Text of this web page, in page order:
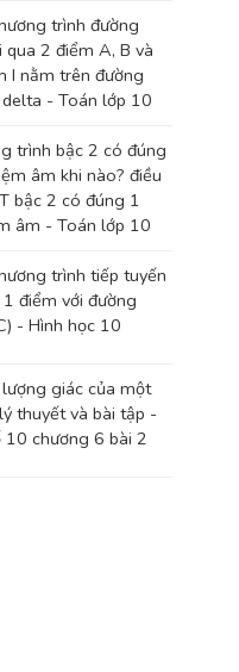
trình đường
qua 2 điểm A, B và
I nằm trên đường
- Toán lớp 10
trình bậc 2 có đúng
âm khi nào? điều
bậc 2 có đúng 1
âm - Toán lớp 10
trình tiếp tuyến
điểm với đường
- Hình học 10
giác của một
thuyết và bài tập -
chương 6 bài 2